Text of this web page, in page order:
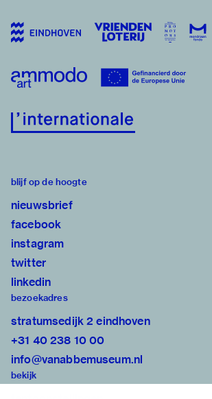
blijf op de hoogte
nieuwsbrief
facebook
instagram
twitter
linkedin
bezoekadres
stratumsedijk 2 eindhoven
+31 40 238 10 00
info@vanabbemuseum.nl
bekijk